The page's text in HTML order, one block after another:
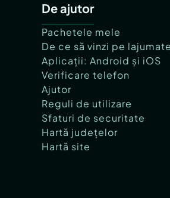
De ajutor
Pachetele mele
De ce să vinzi pe
Aplicații: Android și iOS
Verificare telefon
Ajutor
Reguli de utilizare
Sfaturi de securitate
Hartă județelor
Hartă site